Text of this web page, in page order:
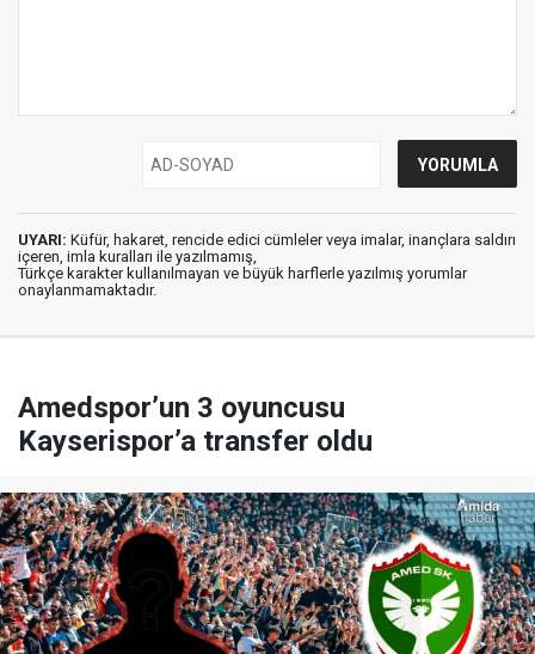
UYARI: Küfür, hakaret, rencide edici cümleler veya imalar, inançlara saldırı
içeren, imla kuralları ile yazılmamış,
Türkçe karakter kullanılmayan ve büyük harflerle yazılmış yorumlar
onaylanmamaktadır.
Amedspor’un 3 oyuncusu
Kayserispor’a transfer oldu